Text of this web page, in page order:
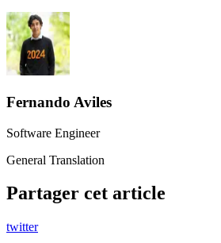
Fernando Aviles
Software Engineer
General Translation
Partager cet article
twitter